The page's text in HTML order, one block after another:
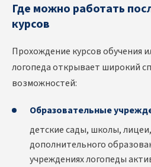
Где можно работать
курсов
Прохождение курсов обучения
логопеда открывает широкий
возможностей:
Образовательные
детские сады, школы,
дополнительного
учреждениях логопеды